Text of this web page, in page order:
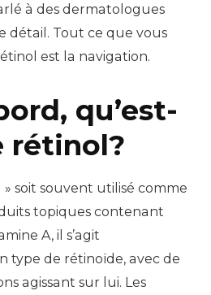
à des dermatologues
détail. Tout ce que vous
est la navigation.
qu’est-
rétinol?
soit souvent utilisé comme
topiques contenant
A, il s’agit
type de rétinoïde, avec de
agissant sur lui. Les